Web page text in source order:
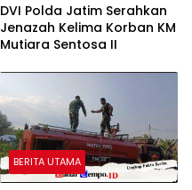
DVI Polda Jatim Serahkan
Jenazah Kelima Korban KM
Mutiara Sentosa II
BERITA UTAMA